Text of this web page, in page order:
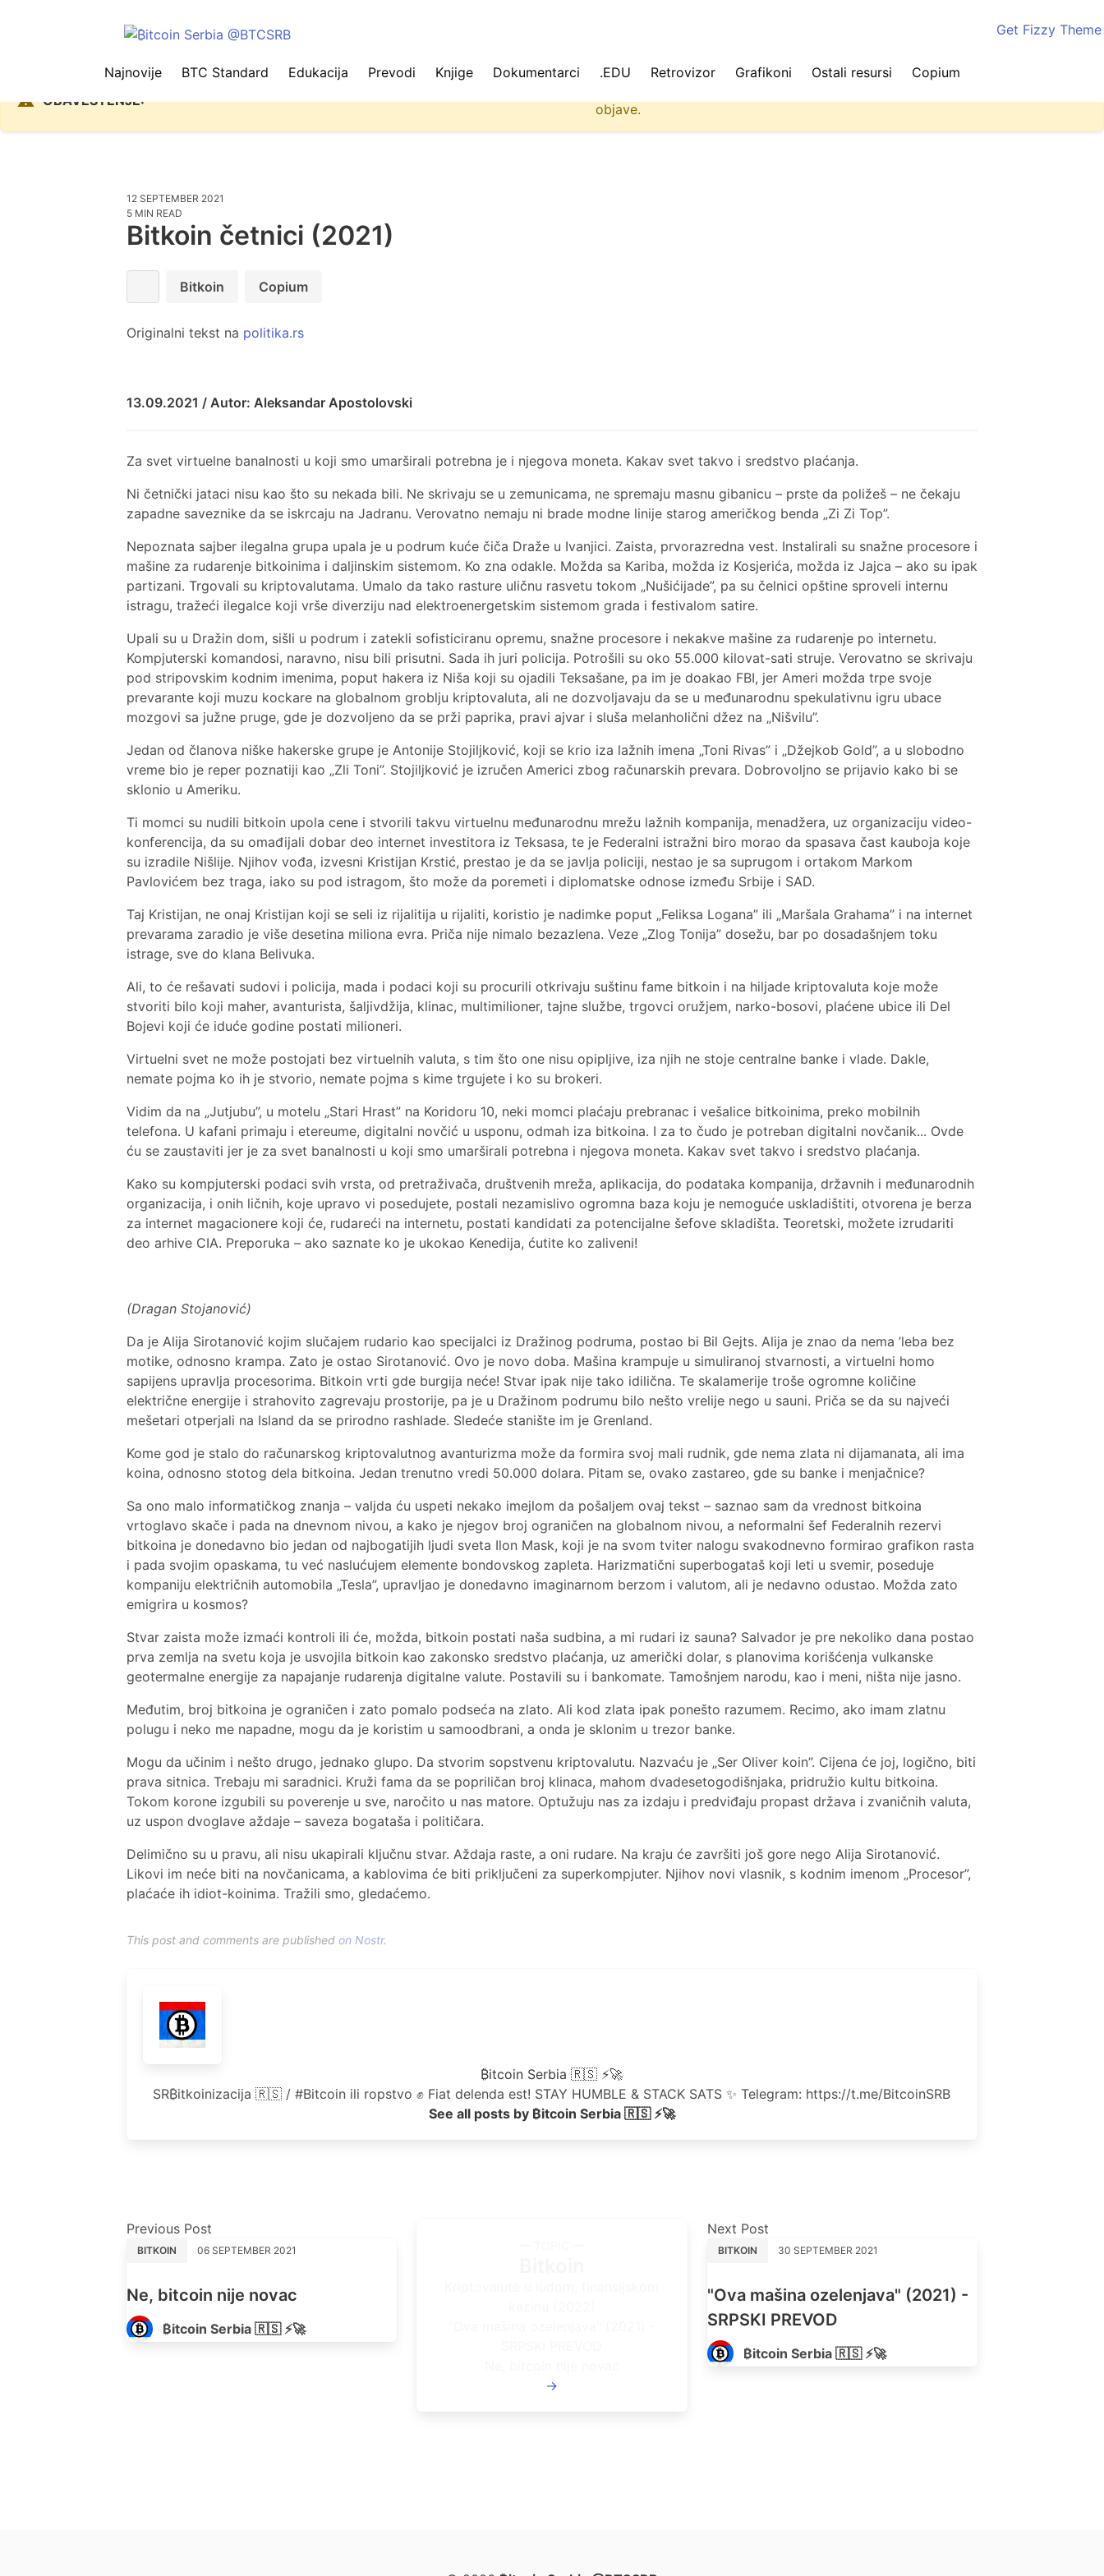
⚠️ OBAVEŠTENJE:
objave.
Najnovije BTC Standard Edukacija Prevodi Knjige Dokumentarci .EDU Retrovizor Grafikoni Ostali resursi Copium
Get Fizzy Theme
12 SEPTEMBER 2021
5 MIN READ
Bitkoin četnici (2021)
Bitkoin Copium
Originalni tekst na politika.rs
13.09.2021 / Autor: Aleksandar Apostolovski
Za svet virtuelne banalnosti u koji smo umarširali potrebna je i njegova moneta. Kakav svet takvo i sredstvo plaćanja.
Ni četnički jataci nisu kao što su nekada bili. Ne skrivaju se u zemunicama, ne spremaju masnu gibanicu – prste da poližeš – ne čekaju
zapadne saveznike da se iskrcaju na Jadranu. Verovatno nemaju ni brade modne linije starog američkog benda „Zi Zi Top”.
Nepoznata sajber ilegalna grupa upala je u podrum kuće čiča Draže u Ivanjici. Zaista, prvorazredna vest. Instalirali su snažne procesore i
mašine za rudarenje bitkoinima i daljinskim sistemom. Ko zna odakle. Možda sa Kariba, možda iz Kosjerića, možda iz Jajca – ako su ipak
partizani. Trgovali su kriptovalutama. Umalo da tako rasture uličnu rasvetu tokom „Nušićijade”, pa su čelnici opštine sproveli internu
istragu, tražeći ilegalce koji vrše diverziju nad elektroenergetskim sistemom grada i festivalom satire.
Upali su u Dražin dom, sišli u podrum i zatekli sofisticiranu opremu, snažne procesore i nekakve mašine za rudarenje po internetu.
Kompjuterski komandosi, naravno, nisu bili prisutni. Sada ih juri policija. Potrošili su oko 55.000 kilovat-sati struje. Verovatno se skrivaju
pod stripovskim kodnim imenima, poput hakera iz Niša koji su ojadili Teksašane, pa im je doakao FBI, jer Ameri možda trpe svoje
prevarante koji muzu kockare na globalnom groblju kriptovaluta, ali ne dozvoljavaju da se u međunarodnu spekulativnu igru ubace
mozgovi sa južne pruge, gde je dozvoljeno da se prži paprika, pravi ajvar i sluša melanholični džez na „Nišvilu”.
Jedan od članova niške hakerske grupe je Antonije Stojiljković, koji se krio iza lažnih imena „Toni Rivas” i „Džejkob Gold”, a u slobodno
vreme bio je reper poznatiji kao „Zli Toni”. Stojiljković je izručen Americi zbog računarskih prevara. Dobrovoljno se prijavio kako bi se
sklonio u Ameriku.
Ti momci su nudili bitkoin upola cene i stvorili takvu virtuelnu međunarodnu mrežu lažnih kompanija, menadžera, uz organizaciju video-
konferencija, da su omađijali dobar deo internet investitora iz Teksasa, te je Federalni istražni biro morao da spasava čast kauboja koje
su izradile Nišlije. Njihov vođa, izvesni Kristijan Krstić, prestao je da se javlja policiji, nestao je sa suprugom i ortakom Markom
Pavlovićem bez traga, iako su pod istragom, što može da poremeti i diplomatske odnose između Srbije i SAD.
Taj Kristijan, ne onaj Kristijan koji se seli iz rijalitija u rijaliti, koristio je nadimke poput „Feliksa Logana” ili „Maršala Grahama” i na internet
prevarama zaradio je više desetina miliona evra. Priča nije nimalo bezazlena. Veze „Zlog Tonija” dosežu, bar po dosadašnjem toku
istrage, sve do klana Belivuka.
Ali, to će rešavati sudovi i policija, mada i podaci koji su procurili otkrivaju suštinu fame bitkoin i na hiljade kriptovaluta koje može
stvoriti bilo koji maher, avanturista, šaljivdžija, klinac, multimilioner, tajne službe, trgovci oružjem, narko-bosovi, plaćene ubice ili Del
Bojevi koji će iduće godine postati milioneri.
Virtuelni svet ne može postojati bez virtuelnih valuta, s tim što one nisu opipljive, iza njih ne stoje centralne banke i vlade. Dakle,
nemate pojma ko ih je stvorio, nemate pojma s kime trgujete i ko su brokeri.
Vidim da na „Jutjubu”, u motelu „Stari Hrast” na Koridoru 10, neki momci plaćaju prebranac i vešalice bitkoinima, preko mobilnih
telefona. U kafani primaju i etereume, digitalni novčić u usponu, odmah iza bitkoina. I za to čudo je potreban digitalni novčanik... Ovde
ću se zaustaviti jer je za svet banalnosti u koji smo umarširali potrebna i njegova moneta. Kakav svet takvo i sredstvo plaćanja.
Kako su kompjuterski podaci svih vrsta, od pretraživača, društvenih mreža, aplikacija, do podataka kompanija, državnih i međunarodnih
organizacija, i onih ličnih, koje upravo vi posedujete, postali nezamislivo ogromna baza koju je nemoguće uskladištiti, otvorena je berza
za internet magacionere koji će, rudareći na internetu, postati kandidati za potencijalne šefove skladišta. Teoretski, možete izrudariti
deo arhive CIA. Preporuka – ako saznate ko je ukokao Kenedija, ćutite ko zaliveni!
(Dragan Stojanović)
Da je Alija Sirotanović kojim slučajem rudario kao specijalci iz Dražinog podruma, postao bi Bil Gejts. Alija je znao da nema ’leba bez
motike, odnosno krampa. Zato je ostao Sirotanović. Ovo je novo doba. Mašina krampuje u simuliranoj stvarnosti, a virtuelni homo
sapijens upravlja procesorima. Bitkoin vrti gde burgija neće! Stvar ipak nije tako idilična. Te skalamerije troše ogromne količine
električne energije i strahovito zagrevaju prostorije, pa je u Dražinom podrumu bilo nešto vrelije nego u sauni. Priča se da su najveći
mešetari otperjali na Island da se prirodno rashlade. Sledeće stanište im je Grenland.
Kome god je stalo do računarskog kriptovalutnog avanturizma može da formira svoj mali rudnik, gde nema zlata ni dijamanata, ali ima
koina, odnosno stotog dela bitkoina. Jedan trenutno vredi 50.000 dolara. Pitam se, ovako zastareo, gde su banke i menjačnice?
Sa ono malo informatičkog znanja – valjda ću uspeti nekako imejlom da pošaljem ovaj tekst – saznao sam da vrednost bitkoina
vrtoglavo skače i pada na dnevnom nivou, a kako je njegov broj ograničen na globalnom nivou, a neformalni šef Federalnih rezervi
bitkoina je donedavno bio jedan od najbogatijih ljudi sveta Ilon Mask, koji je na svom tviter nalogu svakodnevno formirao grafikon rasta
i pada svojim opaskama, tu već naslućujem elemente bondovskog zapleta. Harizmatični superbogataš koji leti u svemir, poseduje
kompaniju električnih automobila „Tesla”, upravljao je donedavno imaginarnom berzom i valutom, ali je nedavno odustao. Možda zato
emigrira u kosmos?
Stvar zaista može izmaći kontroli ili će, možda, bitkoin postati naša sudbina, a mi rudari iz sauna? Salvador je pre nekoliko dana postao
prva zemlja na svetu koja je usvojila bitkoin kao zakonsko sredstvo plaćanja, uz američki dolar, s planovima korišćenja vulkanske
geotermalne energije za napajanje rudarenja digitalne valute. Postavili su i bankomate. Tamošnjem narodu, kao i meni, ništa nije jasno.
Međutim, broj bitkoina je ograničen i zato pomalo podseća na zlato. Ali kod zlata ipak ponešto razumem. Recimo, ako imam zlatnu
polugu i neko me napadne, mogu da je koristim u samoodbrani, a onda je sklonim u trezor banke.
Mogu da učinim i nešto drugo, jednako glupo. Da stvorim sopstvenu kriptovalutu. Nazvaću je „Ser Oliver koin”. Cijena će joj, logično, biti
prava sitnica. Trebaju mi saradnici. Kruži fama da se popriličan broj klinaca, mahom dvadesetogodišnjaka, pridružio kultu bitkoina.
Tokom korone izgubili su poverenje u sve, naročito u nas matore. Optužuju nas za izdaju i predviđaju propast država i zvaničnih valuta,
uz uspon dvoglave aždaje – saveza bogataša i političara.
Delimično su u pravu, ali nisu ukapirali ključnu stvar. Aždaja raste, a oni rudare. Na kraju će završiti još gore nego Alija Sirotanović.
Likovi im neće biti na novčanicama, a kablovima će biti priključeni za superkompjuter. Njihov novi vlasnik, s kodnim imenom „Procesor”,
plaćaće ih idiot-koinima. Tražili smo, gledaćemo.
This post and comments are published on Nostr.
₿itcoin Serbia 🇷🇸 ⚡🚀
SR₿itkoinizacija 🇷🇸 / #Bitcoin ili ropstvo ✊ Fiat delenda est! STAY HUMBLE & STACK SATS ✨ Telegram: https://t.me/BitcoinSRB
See all posts by ₿itcoin Serbia 🇷🇸 ⚡🚀
Previous Post
BITKOIN 06 SEPTEMBER 2021
Ne, bitcoin nije novac
₿itcoin Serbia 🇷🇸 ⚡🚀
→
Next Post
BITKOIN 30 SEPTEMBER 2021
"Ova mašina ozelenjava" (2021) -
SRPSKI PREVOD
₿itcoin Serbia 🇷🇸 ⚡🚀